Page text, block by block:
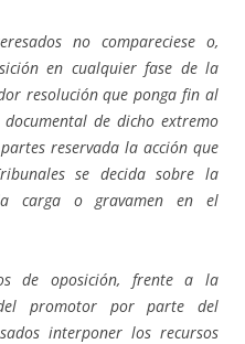
no compareciese o,
en cualquier fase de la
resolución que ponga fin al
de dicho extremo
reservada la acción que
se decida sobre la
carga o gravamen en el
de oposición, frente a la
promotor por parte del
interponer los recursos